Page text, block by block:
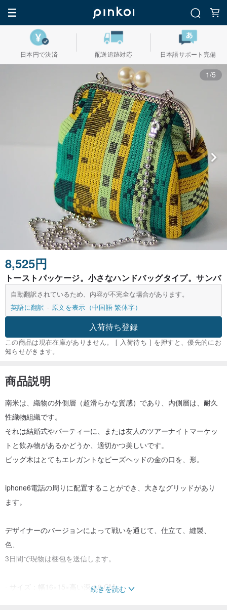
日本円で決済 配送追跡対応 日本語サポート完備
1/5
8,525円
トーストパッケージ。小さなハンドバッグタイプ。サンバ
自動翻訳されているため、内容が不完全な場合があります。
英語に翻訳
原文を表示（中国語-繁体字）
入荷待ち登録
この商品は現在在庫がありません。 [ 入荷待ち ] を押すと、優先的にお
知らせがきます。
商品説明
南米は、織物の外側層（超滑らかな質感）であり、内側層は、耐久
性織物組織です。
それは結婚式やパーティーに、または友人のツアーナイトマーケッ
トと飲み物があるかどうか、適切かつ美しいです。
ビッグ木はとてもエレガントなビーズヘッドの金の口を、形。
iphone6電話の周りに配置することができ、大きなグリッドがあり
ます。
デザイナーのバージョンによって戦いを通じて、仕立て、縫製、
色、
3日間で現物は梱包を送信します。
- サイズ：幅16×15×高い深さ8 CM
続きを読む